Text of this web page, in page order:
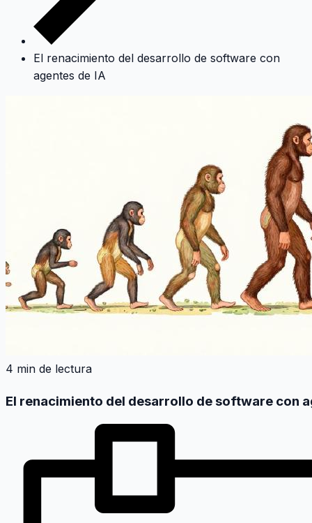
El renacimiento del desarrollo de software con
agentes de IA
4 min de lectura
El renacimiento del desarrollo de software con